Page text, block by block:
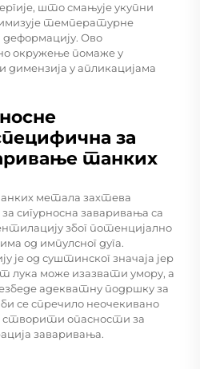
што смањује укупни
температурне
деформацију. Ово
окружење помаже у
у апликацијама
за
танких
метала захтева
сигурносна заваривања са
због потенцијално
од импулсног дуга.
је од суштинског значаја јер
може изазвати умору, а
адекватну подршку за
се спречило неочекивано
створити опасности за
заваривања.